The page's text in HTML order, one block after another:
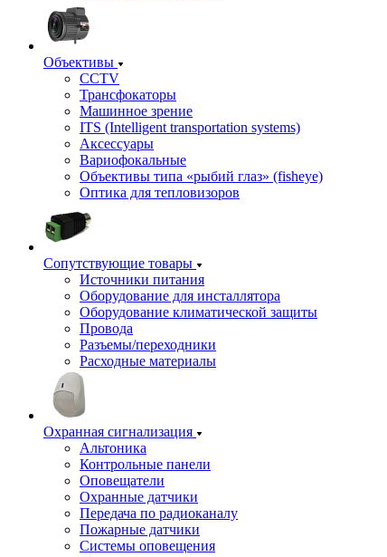
Объективы
CCTV
Трансфокаторы
Машинное зрение
ITS (Intelligent transportation systems)
Аксессуары
Вариофокальные
Объективы типа «рыбий глаз» (fisheye)
Оптика для тепловизоров
Сопутствующие товары
Источники питания
Оборудование для инсталлятора
Оборудование климатической защиты
Провода
Разъемы/переходники
Расходные материалы
Охранная сигнализация
Альтоника
Контрольные панели
Оповещатели
Охранные датчики
Передача по радиоканалу
Пожарные датчики
Системы оповещения